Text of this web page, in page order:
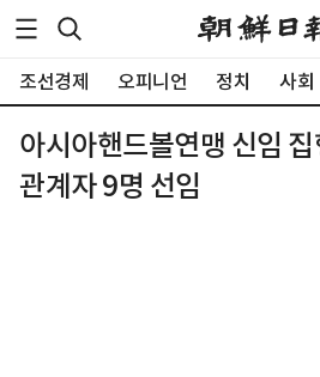
조선경제 오피니언 정치 사회
아시아핸드볼연맹 신임
관계자 9명 선임